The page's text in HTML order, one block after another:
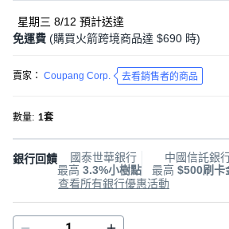
星期三 8/12 預計送達
免運費 (購買火箭跨境商品達 $690 時)
賣家： Coupang Corp. 去看銷售者的商品
數量: 1套
銀行回饋
國泰世華銀行
最高 3.3%小樹點
中國信託銀
最高 $500刷卡
查看所有銀行優惠活動